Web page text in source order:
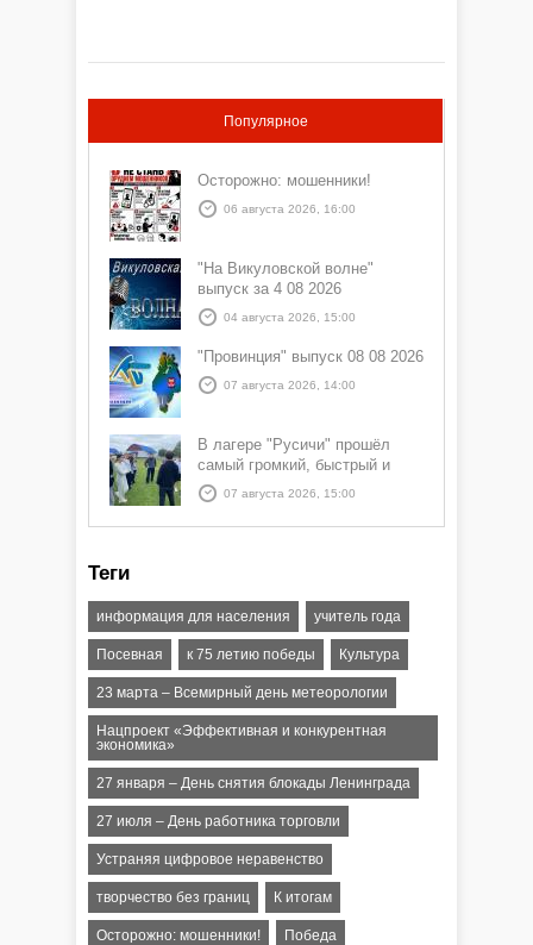
Популярное
Осторожно: мошенники!
06 августа 2026, 16:00
"На Викуловской волне"
выпуск за 4 08 2026
04 августа 2026, 15:00
"Провинция" выпуск 08 08 2026
07 августа 2026, 14:00
В лагере "Русичи" прошёл
самый громкий, быстрый и
азартный час дня — Спортчас
07 августа 2026, 15:00
Теги
информация для населения учитель года
Посевная к 75 летию победы Культура
23 марта – Всемирный день метеорологии
Нацпроект «Эффективная и конкурентная
экономика»
27 января – День снятия блокады Ленинграда
27 июля – День работника торговли
Устраняя цифровое неравенство
творчество без границ К итогам
Осторожно: мошенники! Победа